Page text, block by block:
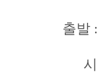
출발